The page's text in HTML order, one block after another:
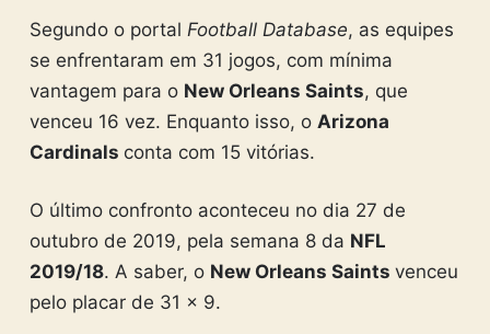
Segundo o portal Football Database, as equipes
se enfrentaram em 31 jogos, com mínima
vantagem para o New Orleans Saints, que
venceu 16 vez. Enquanto isso, o Arizona
Cardinals conta com 15 vitórias.
O último confronto aconteceu no dia 27 de
outubro de 2019, pela semana 8 da NFL
2019/18. A saber, o New Orleans Saints venceu
pelo placar de 31 x 9.